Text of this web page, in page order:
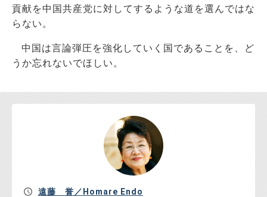
貢献を中国共産党に対してするような道を選んではな
らない。
中国は言論弾圧を強化していく国であることを、ど
うか忘れないでほしい。
遠藤 誉／Homare Endo